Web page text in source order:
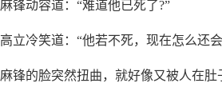
麻锋动容道：“难道他已死了?”
高立冷笑道：“他若不死，现在怎么还
麻锋的脸突然扭曲，就好像又被人在肚